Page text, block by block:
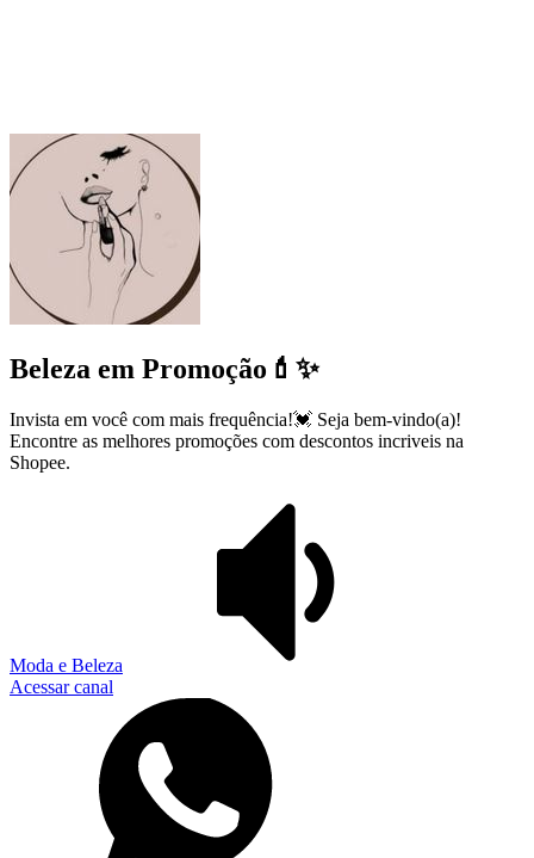
Beleza em Promoção💄✨
Invista em você com mais frequência!💓 Seja bem-vindo(a)!
Encontre as melhores promoções com descontos incriveis na
Shopee.
Moda e Beleza
Acessar canal